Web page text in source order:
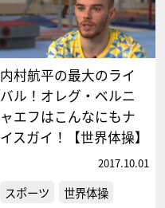
内村航平の最大のライ
バル！オレグ・ベルニ
ャエフはこんなにもナ
イスガイ！【世界体操】
2017.10.01
スポーツ 世界体操